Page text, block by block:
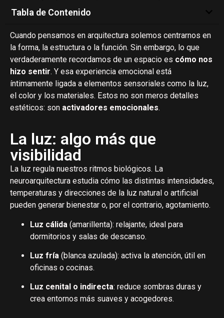
Tabla de Contenido
Cuando pensamos en arquitectura solemos centrarnos en
la forma, la estructura o la función. Sin embargo, lo que
verdaderamente recordamos de un espacio es cómo nos
hizo sentir. Y esa experiencia emocional está
íntimamente ligada a elementos sensoriales como la luz,
el color y los materiales. Estos no son meros detalles
estéticos: son activadores emocionales.
La luz: algo más que
visibilidad
La luz regula nuestros ritmos biológicos. La
neuroarquitectura estudia cómo las distintas intensidades,
temperaturas y direcciones de la luz natural o artificial
pueden generar bienestar o, por el contrario, agotamiento.
Luz cálida (amarillenta): relajante, ideal para
dormitorios y salas de descanso.
Luz fría (blanca azulada): activa la atención, útil en
oficinas o cocinas.
Luz cenital o indirecta: reduce sombras duras y
crea entornos más suaves y acogedores.